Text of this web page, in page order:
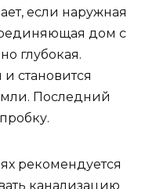
если наружная
дом с
глубокая.
и становится
Последний
рекомендуется
канализацию